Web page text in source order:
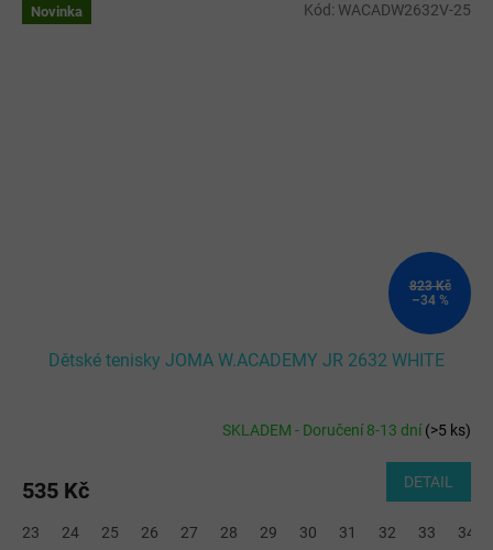
Novinka
823 Kč
–34 %
Dětské tenisky JOMA W.ACADEMY JR 2632 WHITE
SKLADEM - Doručení 8-13 dní(>5 ks)
535 Kč DETAIL
23 24 25 26 27 28 29 30 31 32 33 34
Kód: WACADW2632V-25